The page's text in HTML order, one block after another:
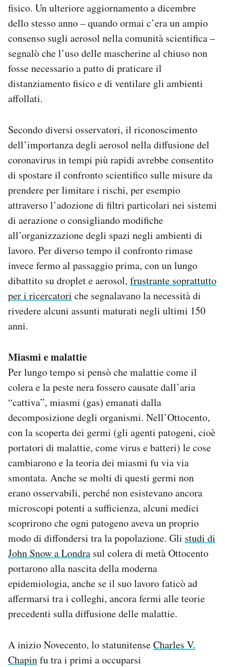
fisico. Un ulteriore aggiornamento a dicembre
dello stesso anno – quando ormai c’era un ampio
consenso sugli aerosol nella comunità scientifica –
segnalò che l’uso delle mascherine al chiuso non
fosse necessario a patto di praticare il
distanziamento fisico e di ventilare gli ambienti
affollati.
Secondo diversi osservatori, il riconoscimento
dell’importanza degli aerosol nella diffusione del
coronavirus in tempi più rapidi avrebbe consentito
di spostare il confronto scientifico sulle misure da
prendere per limitare i rischi, per esempio
attraverso l’adozione di filtri particolari nei sistemi
di aerazione o consigliando modifiche
all’organizzazione degli spazi negli ambienti di
lavoro. Per diverso tempo il confronto rimase
invece fermo al passaggio prima, con un lungo
dibattito su droplet e aerosol, frustrante soprattutto
per i ricercatori che segnalavano la necessità di
rivedere alcuni assunti maturati negli ultimi 150
anni.
Miasmi e malattie
Per lungo tempo si pensò che malattie come il
colera e la peste nera fossero causate dall’aria
“cattiva”, miasmi (gas) emanati dalla
decomposizione degli organismi. Nell’Ottocento,
con la scoperta dei germi (gli agenti patogeni, cioè
portatori di malattie, come virus e batteri) le cose
cambiarono e la teoria dei miasmi fu via via
smontata. Anche se molti di questi germi non
erano osservabili, perché non esistevano ancora
microscopi potenti a sufficienza, alcuni medici
scoprirono che ogni patogeno aveva un proprio
modo di diffondersi tra la popolazione. Gli studi di
John Snow a Londra sul colera di metà Ottocento
portarono alla nascita della moderna
epidemiologia, anche se il suo lavoro faticò ad
affermarsi tra i colleghi, ancora fermi alle teorie
precedenti sulla diffusione delle malattie.
A inizio Novecento, lo statunitenseCharles V.
Chapinfu tra i primi a occuparsi